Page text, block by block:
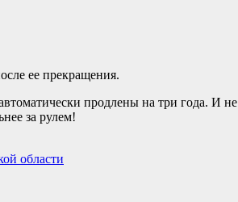
ее прекращения.
продлены на три года. И не
за рулем!
области